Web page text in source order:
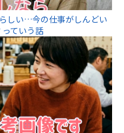
しい…今の仕事がしんどい
ていう話